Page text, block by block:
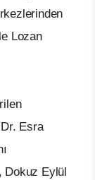
Lozan
Esra
Dokuz Eylül